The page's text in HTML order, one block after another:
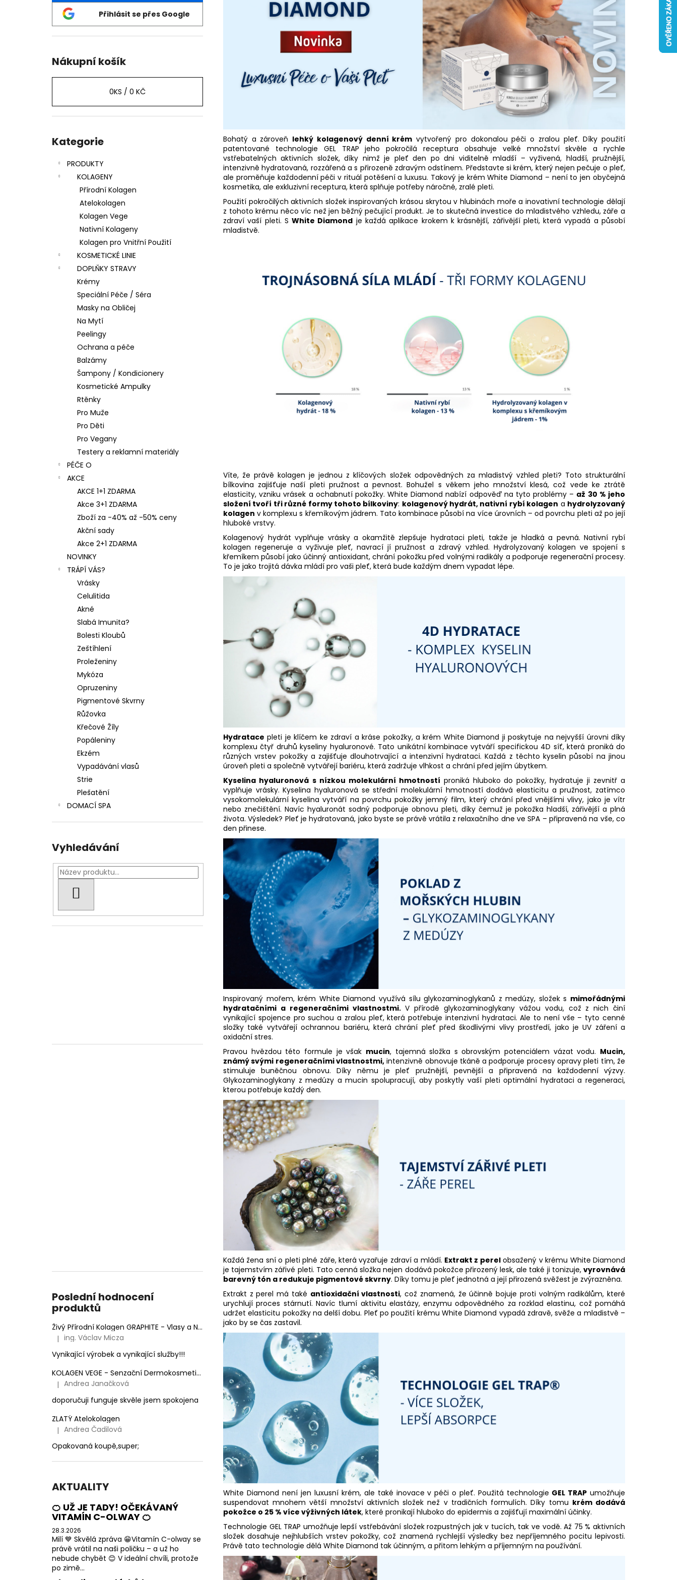
Přihlásit se přes Google
Nákupní košík
0KS / 0 KČ
kategorie
Kategorie
PRODUKTY
KOLAGENY
Přírodní Kolagen
Atelokolagen
Kolagen Vege
Nativní Kolageny
Kolagen pro Vnitřní Použití
KOSMETICKÉ LINIE
DOPLŇKY STRAVY
Krémy
Speciální Péče / Séra
Masky na Obličej
Na Mytí
Peelingy
Ochrana a péče
Balzámy
Šampony / Kondicionery
Kosmetické Ampulky
Rtěnky
Pro Muže
Pro Děti
Pro Vegany
Testery a reklamní materiály
PÉČE O
AKCE
AKCE 1+1 ZDARMA
Akce 3+1 ZDARMA
Zboží za -40% až -50% ceny
Akční sady
Akce 2+1 ZDARMA
NOVINKY
TRÁPÍ VÁS?
Vrásky
Celulitida
Akné
Slabá Imunita?
Bolesti Kloubů
Zeštíhlení
Proleženiny
Mykóza
Opruzeniny
Pigmentové Skvrny
Růžovka
Křečové Žíly
Popáleniny
Ekzém
Vypadávání vlasů
Strie
Plešatění
DOMACÍ SPA
Vyhledávání
Poslední hodnocení
produktů
Živý Přírodní Kolagen GRAPHITE - Vlasy a Nehty
Hodnocení produktu je 5 z 5 hvězdiček.
| ing. Václav Micza
Vynikající výrobek a vynikající služby!!!
KOLAGEN VEGE - Senzační Dermokosmetika nejen pro Vegany
Hodnocení produktu je 5 z 5 hvězdiček.
| Andrea Janačková
doporučuji funguje skvěle jsem spokojena
ZLATÝ Atelokolagen
Hodnocení produktu je 5 z 5 hvězdiček.
| Andrea Čadilová
Opakovaná koupě,super;
AKTUALITY
🍊 UŽ JE TADY! OČEKÁVANÝ
VITAMÍN C-OLWAY 🍊
28.3.2026
Milí 💙 Skvělá zpráva 😁Vitamín C-olway se
právě vrátil na naši poličku – a už ho
nebude chybět 😊 V ideální chvíli, protože
po zimě...
Bohatý a zároveň lehký kolagenový denní krém vytvořený pro dokonalou péči o zralou pleť. Díky použití
patentované technologie GEL TRAP jeho pokročilá receptura obsahuje velké množství skvěle a rychle
vstřebatelných aktivních složek, díky nimž je pleť den po dni viditelně mladší – vyživená, hladší, pružnější,
intenzivně hydratovaná, rozzářená a s přirozeně zdravým odstínem. Představte si krém, který nejen pečuje o pleť,
ale proměňuje každodenní péči v rituál potěšení a luxusu. Takový je krém White Diamond – není to jen obyčejná
kosmetika, ale exkluzivní receptura, která splňuje potřeby náročné, zralé pleti.
Použití pokročilých aktivních složek inspirovaných krásou skrytou v hlubinách moře a inovativní technologie dělají
z tohoto krému něco víc než jen běžný pečující produkt. Je to skutečná investice do mladistvého vzhledu, záře a
zdraví vaší pleti. SWhite Diamond je každá aplikace krokem k krásnější, zářivější pleti, která vypadá a působí
mladistvě.
Víte, že právě kolagen je jednou z klíčových složek odpovědných za mladistvý vzhled pleti? Toto strukturální
bílkovina zajišťuje naší pleti pružnost a pevnost. Bohužel s věkem jeho množství klesá, což vede ke ztrátě
elasticity, vzniku vrásek a ochabnutí pokožky. White Diamond nabízí odpověď na tyto problémy – až 30 % jeho
složení tvoří tři různé formy tohoto bílkoviny: kolagenový hydrát, nativní rybí kolagen a hydrolyzovaný
kolagen v komplexu s křemíkovým jádrem. Tato kombinace působí na více úrovních – od povrchu pleti až po její
hluboké vrstvy.
Kolagenový hydrát vyplňuje vrásky a okamžitě zlepšuje hydrataci pleti, takže je hladká a pevná. Nativní rybí
kolagen regeneruje a vyživuje pleť, navrací jí pružnost a zdravý vzhled. Hydrolyzovaný kolagen ve spojení s
křemíkem působí jako účinný antioxidant, chrání pokožku před volnými radikály a podporuje regenerační procesy.
To je jako trojitá dávka mládí pro vaši pleť, která bude každým dnem vypadat lépe.
Hydratace pleti je klíčem ke zdraví a kráse pokožky, a krém White Diamond ji poskytuje na nejvyšší úrovni díky
komplexu čtyř druhů kyseliny hyaluronové. Tato unikátní kombinace vytváří specifickou 4D síť, která proniká do
různých vrstev pokožky a zajišťuje dlouhotrvající a intenzivní hydrataci. Každá z těchto kyselin působí na jinou
úroveň pleti a společně vytvářejí bariéru, která zadržuje vlhkost a chrání před jejím úbytkem.
Kyselina hyaluronová s nízkou molekulární hmotností proniká hluboko do pokožky, hydratuje ji zevnitř a
vyplňuje vrásky. Kyselina hyaluronová se střední molekulární hmotností dodává elasticitu a pružnost, zatímco
vysokomolekulární kyselina vytváří na povrchu pokožky jemný film, který chrání před vnějšími vlivy, jako je vítr
nebo znečištění. Navíc hyaluronát sodný podporuje obnovu pleti, díky čemuž je pokožka hladší, zářivější a plná
života. Výsledek? Pleť je hydratovaná, jako byste se právě vrátila z relaxačního dne ve SPA – připravená na vše, co
den přinese.
Inspirovaný mořem, krém White Diamond využívá sílu glykozaminoglykanů z medúzy, složek s mimořádnými
hydratačními a regeneračními vlastnostmi.V přírodě glykozaminoglykany vážou vodu, což z nich činí
vynikající spojence pro suchou a zralou pleť, která potřebuje intenzivní hydrataci. Ale to není vše – tyto cenné
složky také vytvářejí ochrannou bariéru, která chrání pleť před škodlivými vlivy prostředí, jako je UV záření a
oxidační stres.
Pravou hvězdou této formule je však mucin, tajemná složka s obrovským potenciálem vázat vodu. Mucin,
známý svými regeneračními vlastnostmi,intenzivně obnovuje tkáně a podporuje procesy opravy pleti tím, že
stimuluje buněčnou obnovu. Díky němu je pleť pružnější, pevnější a připravená na každodenní výzvy.
Glykozaminoglykany z medúzy a mucin spolupracují, aby poskytly vaší pleti optimální hydrataci a regeneraci,
kterou potřebuje každý den.
Každá žena sní o pleti plné záře, která vyzařuje zdraví a mládí. Extrakt z perelobsažený v krému White Diamond
je tajemstvím zářivé pleti. Tato cenná složka nejen dodává pokožce přirozený lesk, ale také ji tonizuje, vyrovnává
barevný tón a redukuje pigmentové skvrny. Díky tomu je pleť jednotná a její přirozená svěžest je zvýrazněna.
Extrakt z perel má také antioxidační vlastnosti, což znamená, že účinně bojuje proti volným radikálům, které
urychlují proces stárnutí. Navíc tlumí aktivitu elastázy, enzymu odpovědného za rozklad elastinu, což pomáhá
udržet elasticitu pokožky na delší dobu. Pleť po použití krému White Diamond vypadá zdravě, svěže a mladistvě –
jako by se čas zastavil.
White Diamond není jen luxusní krém, ale také inovace v péči o pleť. Použitá technologie GEL TRAP umožňuje
suspendovat mnohem větší množství aktivních složek než v tradičních formulích. Díky tomu krém dodává
pokožce o 25 % více výživných látek, které pronikají hluboko do epidermis a zajišťují maximální účinky.
Technologie GEL TRAP umožňuje lepší vstřebávání složek rozpustných jak v tucích, tak ve vodě. Až 75 % aktivních
složek dosahuje nejhlubších vrstev pokožky, což znamená rychlejší výsledky bez nepříjemného pocitu lepivosti.
Právě tato technologie dělá White Diamond tak účinným, a přitom lehkým a příjemným na používání.
ŽIVÝ PŘÍRODNÍ KOLAGEN PLATINUM -
OBLIČEJ
1 590 Kč
Původně:1 690 Kč
ŽIVÝ NATIVNÍ KOLAGEN PURE
ZLATÝ ATELOKOLAGEN
2 090 Kč
Původně:2 190 Kč